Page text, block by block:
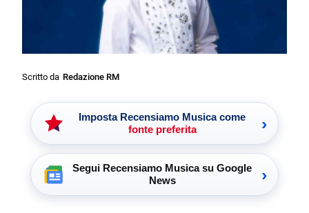
Scritto da Redazione RM
Imposta Recensiamo Musica come
fonte preferita
›
Segui Recensiamo Musica su Google
News
›